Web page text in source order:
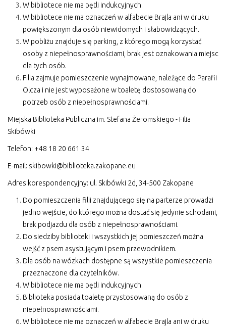
W bibliotece nie ma pętli indukcyjnych.
W bibliotece nie ma oznaczeń w alfabecie Brajla ani w druku
powiększonym dla osób niewidomych i słabowidzących.
W pobliżu znajduje się parking, z którego mogą korzystać
osoby z niepełnosprawnościami, brak jest oznakowania miejsc
dla tych osób.
Filia zajmuje pomieszczenie wynajmowane, należące do Parafii
Olcza i nie jest wyposażone w toaletę dostosowaną do
potrzeb osób z niepełnosprawnościami.
Miejska Biblioteka Publiczna im. Stefana Żeromskiego - Filia
Skibówki
Telefon: +48 18 20 661 34
E-mail: skibowki@biblioteka.zakopane.eu
Adres korespondencyjny: ul. Skibówki 2d, 34-500 Zakopane
Do pomieszczenia filii znajdującego się na parterze prowadzi
jedno wejście, do którego można dostać się jedynie schodami,
brak podjazdu dla osób z niepełnosprawnościami.
Do siedziby biblioteki i wszystkich jej pomieszczeń można
wejść z psem asystującym i psem przewodnikiem.
Dla osób na wózkach dostępne są wszystkie pomieszczenia
przeznaczone dla czytelników.
W bibliotece nie ma pętli indukcyjnych.
Biblioteka posiada toaletę przystosowaną do osób z
niepełnosprawnościami.
W bibliotece nie ma oznaczeń w alfabecie Brajla ani w druku